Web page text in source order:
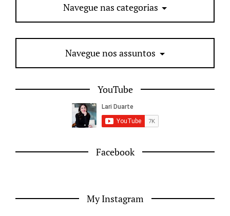
Navegue nas categorias
Navegue nos assuntos
YouTube
Facebook
My Instagram